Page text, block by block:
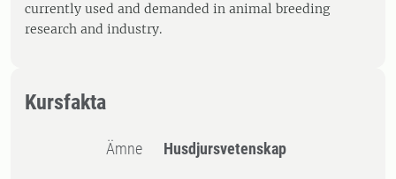
currently used and demanded in animal breeding
research and industry.
Kursfakta
Ämne Husdjursvetenskap